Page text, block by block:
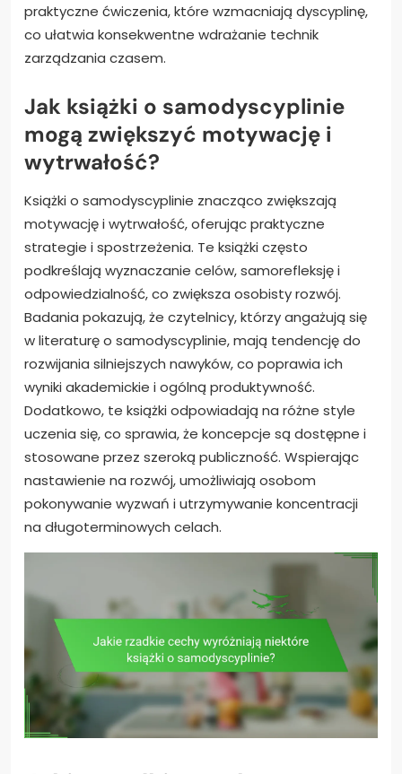
praktyczne ćwiczenia, które wzmacniają dyscyplinę,
co ułatwia konsekwentne wdrażanie technik
zarządzania czasem.
Jak książki o samodyscyplinie
mogą zwiększyć motywację i
wytrwałość?
Książki o samodyscyplinie znacząco zwiększają
motywację i wytrwałość, oferując praktyczne
strategie i spostrzeżenia. Te książki często
podkreślają wyznaczanie celów, samorefleksję i
odpowiedzialność, co zwiększa osobisty rozwój.
Badania pokazują, że czytelnicy, którzy angażują się
w literaturę o samodyscyplinie, mają tendencję do
rozwijania silniejszych nawyków, co poprawia ich
wyniki akademickie i ogólną produktywność.
Dodatkowo, te książki odpowiadają na różne style
uczenia się, co sprawia, że koncepcje są dostępne i
stosowane przez szeroką publiczność. Wspierając
nastawienie na rozwój, umożliwiają osobom
pokonywanie wyzwań i utrzymywanie koncentracji
na długoterminowych celach.